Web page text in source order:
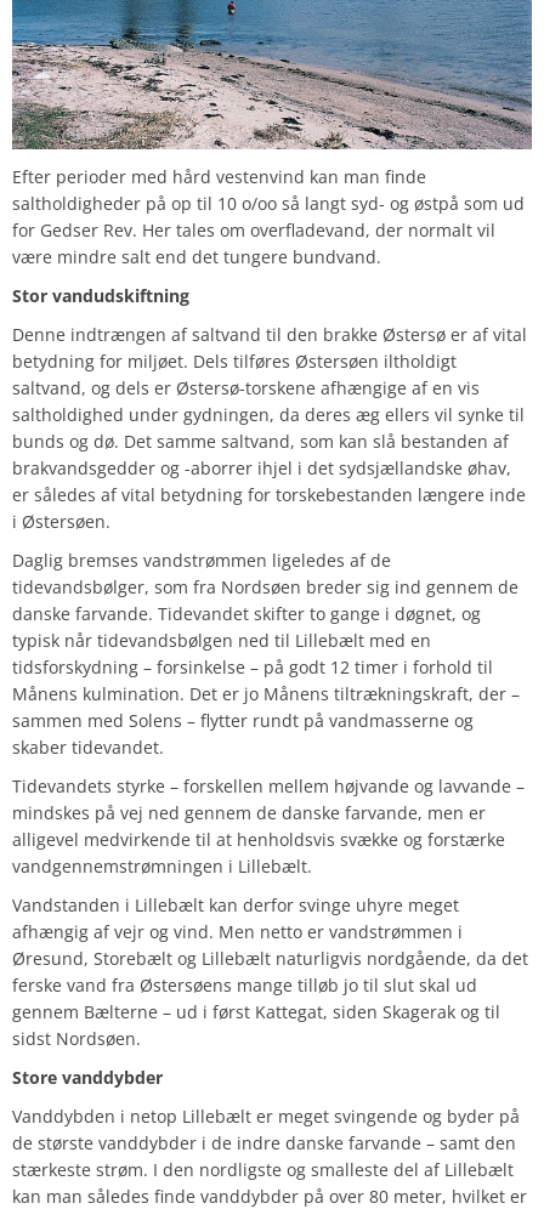
Efter perioder med hård vestenvind kan man finde
saltholdigheder på op til 10 o/oo så langt syd- og østpå som ud
for Gedser Rev. Her tales om overfladevand, der normalt vil
være mindre salt end det tungere bundvand.
Stor vandudskiftning
Denne indtrængen af saltvand til den brakke Østersø er af vital
betydning for miljøet. Dels tilføres Østersøen iltholdigt
saltvand, og dels er Østersø-torskene afhængige af en vis
saltholdighed under gydningen, da deres æg ellers vil synke til
bunds og dø. Det samme saltvand, som kan slå bestanden af
brakvandsgedder og -aborrer ihjel i det sydsjællandske øhav,
er således af vital betydning for torskebestanden længere inde
i Østersøen.
Daglig bremses vandstrømmen ligeledes af de
tidevandsbølger, som fra Nordsøen breder sig ind gennem de
danske farvande. Tidevandet skifter to gange i døgnet, og
typisk når tidevandsbølgen ned til Lillebælt med en
tidsforskydning – forsinkelse – på godt 12 timer i forhold til
Månens kulmination. Det er jo Månens tiltrækningskraft, der –
sammen med Solens – flytter rundt på vandmasserne og
skaber tidevandet.
Tidevandets styrke – forskellen mellem højvande og lavvande –
mindskes på vej ned gennem de danske farvande, men er
alligevel medvirkende til at henholdsvis svække og forstærke
vandgennemstrømningen i Lillebælt.
Vandstanden i Lillebælt kan derfor svinge uhyre meget
afhængig af vejr og vind. Men netto er vandstrømmen i
Øresund, Storebælt og Lillebælt naturligvis nordgående, da det
ferske vand fra Østersøens mange tilløb jo til slut skal ud
gennem Bælterne – ud i først Kattegat, siden Skagerak og til
sidst Nordsøen.
Store vanddybder
Vanddybden i netop Lillebælt er meget svingende og byder på
de største vanddybder i de indre danske farvande – samt den
stærkeste strøm. I den nordligste og smalleste del af Lillebælt
kan man således finde vanddybder på over 80 meter, hvilket er